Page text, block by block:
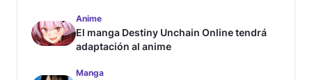
Anime
El manga Destiny Unchain Online tendrá
adaptación al anime
Manga